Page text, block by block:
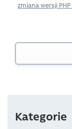
zmiana wersji
Kategorie